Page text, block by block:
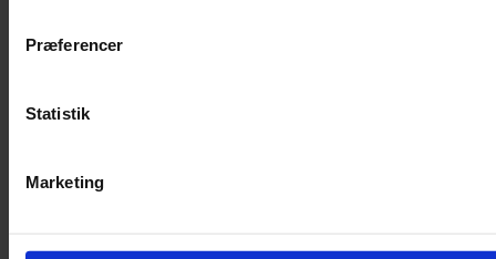
Præferencer
Statistik
Marketing
Bark